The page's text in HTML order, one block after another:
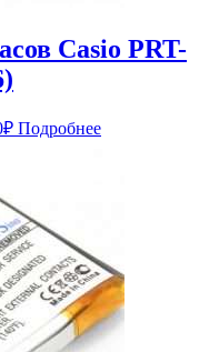
Casio PRT-
₽Текущая
Подробнее